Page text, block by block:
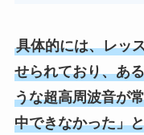
具体的には、レッ
せられており、あ
うな超高周波音が
中できなかった」